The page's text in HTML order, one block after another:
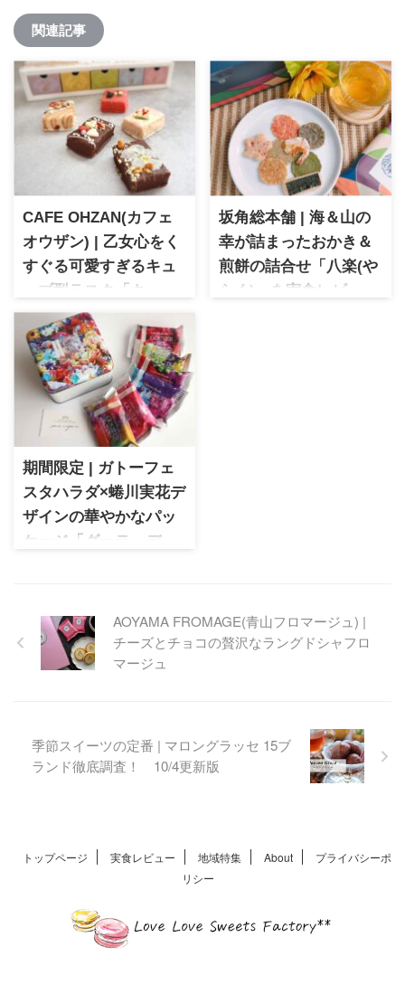
関連記事
CAFE OHZAN(カフェ
オウザン) | 乙女心をく
すぐる可愛すぎるキュ
ーブ型ラスク「キュー
ブラスク カラン」
職人の手作業で作られる宝石
のような美しいラスクが話題
の専門店。素材にもこだわり
風味豊かな生地にチョコレー
トでコーティングをし、美し
いデコレーションは女子ウケ
トデーには間違いない逸品で
す。
坂角総本舗 | 海＆山の
幸が詰まったおかき＆
煎餅の詰合せ「八楽(や
らく)」を実食レビュー
期間限定 | ガトーフェ
スタハラダ×蜷川実花デ
ザインの華やかなパッ
ケージ「グーテ・デ・
川実花デザインのパッケージ
が期間限定で販売中！鮮やか
なデザインでカフェタイムを
AOYAMA FROMAGE(青山フロマージュ) |
チーズとチョコの贅沢なラングドシャフロ
マージュ
季節スイーツの定番 | マロングラッセ 15ブ
ランド徹底調査！ 10/4更新版
トップページ 実食レビュー 地域特集 About
プライバシーポ
リシー